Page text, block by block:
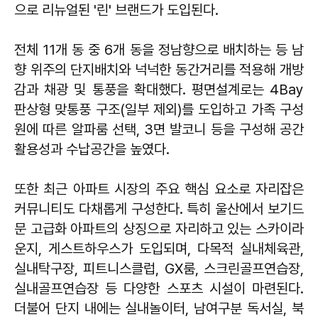
으로 리뉴얼된 '린' 브랜드가 도입된다.
전체 11개 동 중 6개 동을 정남향으로 배치하는 등 남
향 위주의 단지배치와 넉넉한 동간거리를 적용해 개방
감과 채광 및 통풍을 확대했다. 평면설계로는 4Bay
판상형 맞통풍 구조(일부 제외)를 도입하고 가족 구성
원에 따른 알파룸 선택, 3면 발코니 등을 구성해 공간
활용성과 수납공간을 높였다.
또한 최근 아파트 시장의 주요 핵심 요소로 자리잡은
커뮤니티도 다채롭게 구성한다. 특히 울산에서 보기드
문 고급화 아파트의 상징으로 자리하고 있는 스카이라
운지, 게스트하우스가 도입되며, 다목적 실내체육관,
실내탁구장, 피트니스클럽, GX룸, 스크린골프연습장,
실내골프연습장 등 다양한 스포츠 시설이 마련된다.
더불어 단지 내에는 실내놀이터, 남여구분 독서실, 북